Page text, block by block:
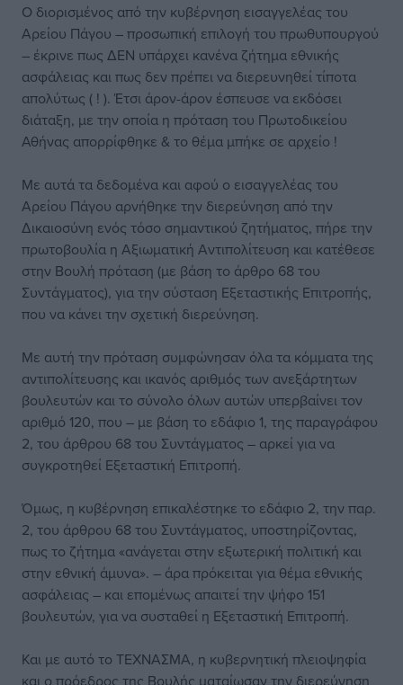
Ο διορισμένος από την κυβέρνηση εισαγγελέας του
Αρείου Πάγου – προσωπική επιλογή του πρωθυπουργού
– έκρινε πως ΔΕΝ υπάρχει κανένα ζήτημα εθνικής
ασφάλειας και πως δεν πρέπει να διερευνηθεί τίποτα
απολύτως ( ! ). Έτσι άρον-άρον έσπευσε να εκδόσει
διάταξη, με την οποία η πρόταση του Πρωτοδικείου
Αθήνας απορρίφθηκε & το θέμα μπήκε σε αρχείο !
Με αυτά τα δεδομένα και αφού ο εισαγγελέας του
Αρείου Πάγου αρνήθηκε την διερεύνηση από την
Δικαιοσύνη ενός τόσο σημαντικού ζητήματος, πήρε την
πρωτοβουλία η Αξιωματική Αντιπολίτευση και κατέθεσε
στην Βουλή πρόταση (με βάση το άρθρο 68 του
Συντάγματος), για την σύσταση Εξεταστικής Επιτροπής,
που να κάνει την σχετική διερεύνηση.
Με αυτή την πρόταση συμφώνησαν όλα τα κόμματα της
αντιπολίτευσης και ικανός αριθμός των ανεξάρτητων
βουλευτών και το σύνολο όλων αυτών υπερβαίνει τον
αριθμό 120, που – με βάση το εδάφιο 1, της παραγράφου
2, του άρθρου 68 του Συντάγματος – αρκεί για να
συγκροτηθεί Εξεταστική Επιτροπή.
Όμως, η κυβέρνηση επικαλέστηκε το εδάφιο 2, την παρ.
2, του άρθρου 68 του Συντάγματος, υποστηρίζοντας,
πως το ζήτημα «ανάγεται στην εξωτερική πολιτική και
στην εθνική άμυνα». – άρα πρόκειται για θέμα εθνικής
ασφάλειας – και επομένως απαιτεί την ψήφο 151
βουλευτών, για να συσταθεί η Εξεταστική Επιτροπή.
Και με αυτό το ΤΕΧΝΑΣΜΑ, η κυβερνητική πλειοψηφία
και ο πρόεδρος της Βουλής ματαίωσαν την διερεύνηση